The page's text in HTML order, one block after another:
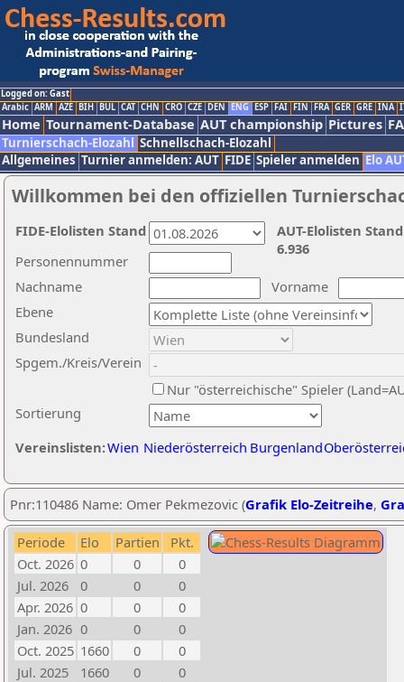
Logged on: Gast
Arabic ARM AZE BIH BUL CAT CHN CRO CZE DEN ENG ESP FAI FIN FRA GER GRE INA
Home Tournament-Database AUT championship Pictures
Turnierschach-Elozahl Schnellschach-Elozahl
Allgemeines Turnier anmelden: AUT FIDE Spieler anmelden Elo
Willkommen bei den offiziellen
Nachname
Vorname
Ebene
Sortierung
Personennummer
Bundesland
Spgem./Kreis/Verein
Nur "österreichische" Spieler
Vereinslisten:Wien Niederösterreich Burgenland
AUT-Elolisten
6.936
FIDE-Elolisten Stand
Pnr:110486 Name: Omer Pekmezovic (Grafik Elo-Zeitreihe,
Periode Elo Partien
Pkt.
Oct. 2026 0 0
0
Jul. 2026
0 0
0
Apr. 2026 0 0
0
Jan. 2026 0 0
0
Oct. 2025 1660 0
0
Jul. 2025
1660 0
0